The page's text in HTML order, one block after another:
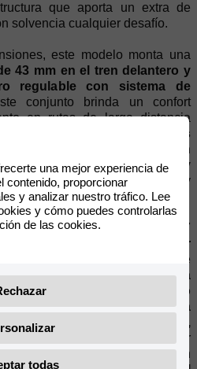
que aporta un extra de
solvencia cualquier desafío.
este modelo monta una
43 mm en el tren delantero y
regulable con sistema de
conjunto brinda un confort
en rutas de larga distancia
Además,
incorpora Llantas
19” y 17”, equipadas con
110/80-R19 delante y
un agarre superior y
y exigentes.
la nueva XPLORA 707
rendimiento firmados por
mundial y sinónimo de
En la rueda delantera
320 mm con pinza de cuatro
mientras que en la trasera
mm con pinza monopistón,
potente y segura en cualquier
equipamiento se suma un
una mejor experiencia de
contenido, proporcionar
y analizar nuestro tráfico. Lee
y cómo puedes controlarlas
de las cookies.
todas